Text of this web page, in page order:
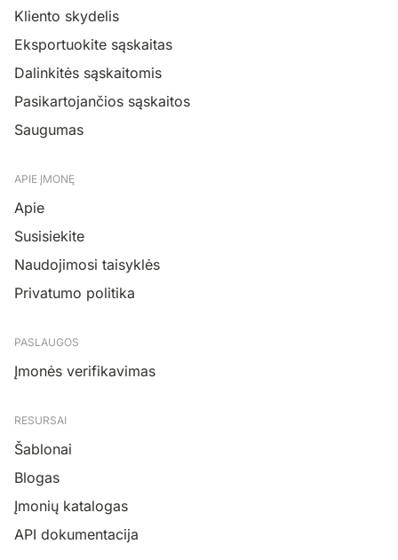
Kliento skydelis
Eksportuokite sąskaitas
Dalinkitės sąskaitomis
Pasikartojančios sąskaitos
Saugumas
APIE ĮMONĘ
Apie
Susisiekite
Naudojimosi taisyklės
Privatumo politika
PASLAUGOS
Įmonės verifikavimas
RESURSAI
Šablonai
Blogas
Įmonių katalogas
API dokumentacija